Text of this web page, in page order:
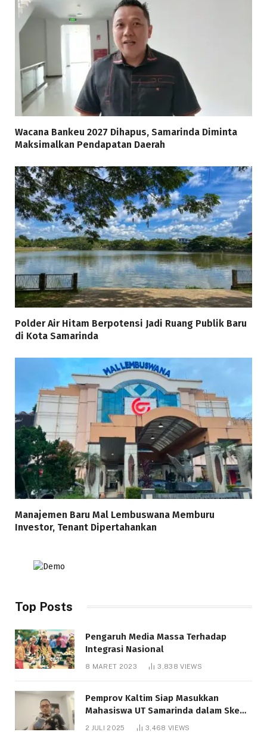
Wacana Bankeu 2027 Dihapus, Samarinda Diminta
Maksimalkan Pendapatan Daerah
Polder Air Hitam Berpotensi Jadi Ruang Publik Baru
di Kota Samarinda
Manajemen Baru Mal Lembuswana Memburu
Investor, Tenant Dipertahankan
Top Posts
Pengaruh Media Massa Terhadap
Integrasi Nasional
8 MARET 2023 3,838VIEWS
Pemprov Kaltim Siap Masukkan
Mahasiswa UT Samarinda dalam Skema
Bantuan Pendidikan Gratispol
2 JULI 2025 3,468 VIEWS